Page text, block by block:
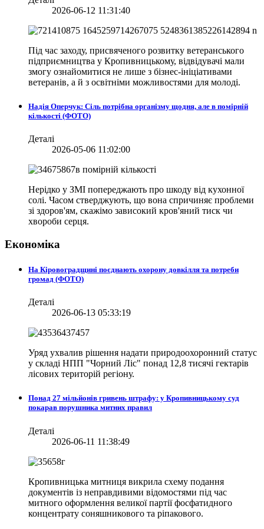
2026-06-12 11:31:40
Під час заходу, присвяченого розвитку ветеранського
підприємництва у Кропивницькому, відвідувачі мали
змогу ознайомитися не лише з бізнес-ініціативами
ветеранів, а й з освітніми можливостями для молоді.
Надія Оперчук: Сіль потрібна організму щодня, але в помірній
кількості (ФОТО)
Деталі
2026-05-06 11:02:00
Нерідко у ЗМІ попереджають про шкоду від кухонної
солі. Часом стверджують, що вона спричиняє проблеми
зі здоров'ям, скажімо зависокий кров'яний тиск чи
хвороби серця.
Економіка
На Кіровоградщині поєднають охорону довкілля та потреби
громад (ФОТО)
Деталі
2026-06-13 05:33:19
Уряд ухвалив рішення надати природоохоронний статус
у складі НПП "Чорний Ліс" понад 12,8 тисячі гектарів
лісових територій регіону.
Понад 27 мільйонів гривень штрафу: у Кропивницькому суд
покарав порушника митних правил
Деталі
2026-06-11 11:38:49
Кропивницька митниця викрила схему подання
документів із неправдивими відомостями під час
митного оформлення великої партії фосфатидного
концентрату соняшникового та ріпакового.